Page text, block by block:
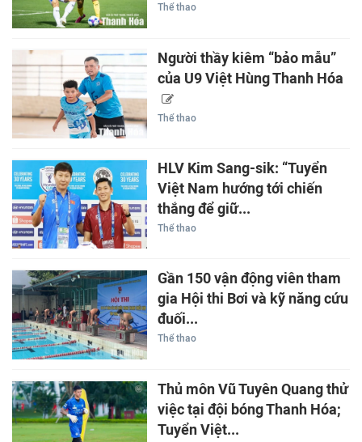
Thể thao
Người thầy kiêm “bảo mẫu”
của U9 Việt Hùng Thanh Hóa
Thể thao
HLV Kim Sang-sik: “Tuyển
Việt Nam hướng tới chiến
thắng để giữ...
Thể thao
Gần 150 vận động viên tham
gia Hội thi Bơi và kỹ năng cứu
đuối...
Thể thao
Thủ môn Vũ Tuyên Quang thử
việc tại đội bóng Thanh Hóa;
Tuyển Việt...